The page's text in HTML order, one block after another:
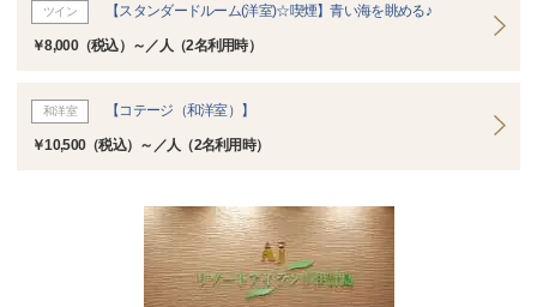
ツイン 【スタンダードルーム(洋室)☆喫煙】青い海を眺める♪
￥8,000（税込）～／人（2名利用時）
和洋室 【コテージ（和洋室）】
￥10,500（税込）～／人（2名利用時）